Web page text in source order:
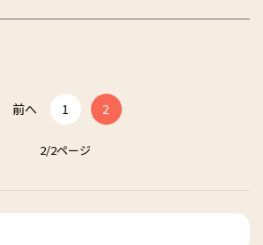
前へ 1 2
2/2ページ